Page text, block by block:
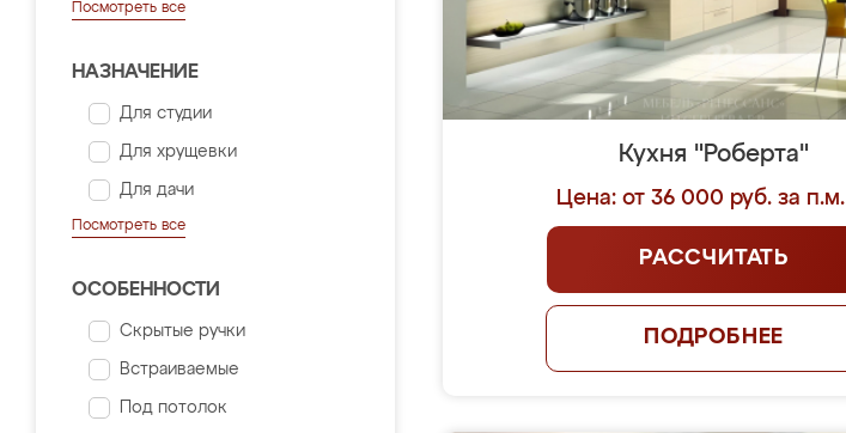
Посмотреть все
НАЗНАЧЕНИЕ
Для студии
Для хрущевки
Для дачи
Посмотреть все
ОСОБЕННОСТИ
Скрытые ручки
Встраиваемые
Под потолок
Кухня "Роберта"
Цена: от 36 000 руб. за п.м.
РАССЧИТАТЬ
ПОДРОБНЕЕ